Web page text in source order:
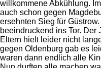
willkommene Abkühlung.
auch schon gegen
ersehnten Sieg für Güstrow.
beeindruckend ins Tor. Der
Eltern hielt leider nicht
gegen Oldenburg gab es
waren dann endlich alle